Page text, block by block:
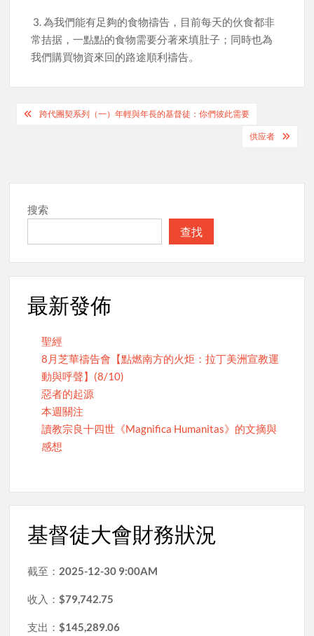
3. 為我們能有足夠的食物禱告，目前每天的伙食都非
常拮据，一點點的食物需要分著來填肚子；同時也為
我們購買物資來回的路途順利禱告。
Post跨代團契系列（一）年輕與年長的基督徒：你們彼此需要
供应者
搜索
查找
最新發佈
聖經
8月芝華禱告會【點燃南方的火炬：拉丁美洲宣教運
動與呼聲】(8/10)
惡者的起源
本週關注
讀教宗良十四世《Magnifica Humanitas》的文摘與
感想
基督徒大會財務狀況
截至： 2025-12-30 9:00AM
收入：$79,742.75
支出：$145,289.06